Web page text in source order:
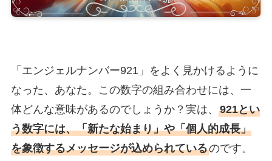
「エンジェルナンバー921」をよく見かけるように
なった、あなた。この数字の組み合わせには、一
体どんな意味があるのでしょうか？実は、 921とい
う数字には、「新たな始まり」や「個人的成長」
を象徴するメッセージが込められているのです。